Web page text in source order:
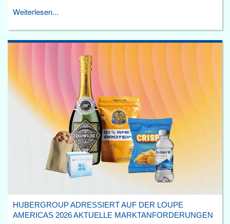
Weiterlesen...
HUBERGROUP ADRESSIERT AUF DER LOUPE
AMERICAS 2026 AKTUELLE MARKTANFORDERUNGEN